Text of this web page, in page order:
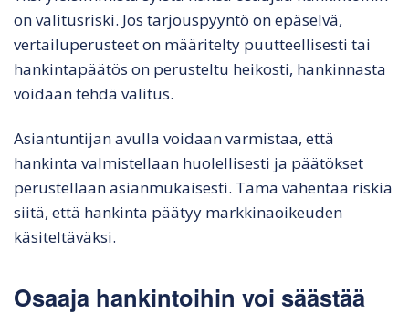
on valitusriski. Jos tarjouspyyntö on epäselvä,
vertailuperusteet on määritelty puutteellisesti tai
hankintapäätös on perusteltu heikosti, hankinnasta
voidaan tehdä valitus.
Asiantuntijan avulla voidaan varmistaa, että
hankinta valmistellaan huolellisesti ja päätökset
perustellaan asianmukaisesti. Tämä vähentää riskiä
siitä, että hankinta päätyy markkinaoikeuden
käsiteltäväksi.
Osaaja hankintoihin voi säästää